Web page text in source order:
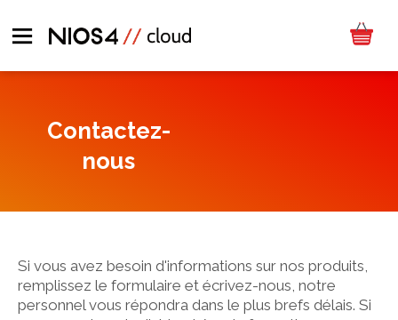
Contactez-
nous
Si vous avez besoin d'informations sur nos produits,
remplissez le formulaire et écrivez-nous, notre
personnel vous répondra dans le plus brefs délais. Si